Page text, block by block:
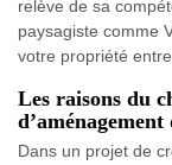
relève de sa
paysagiste comme
votre propriété
Les raisons du
Dans un projet de